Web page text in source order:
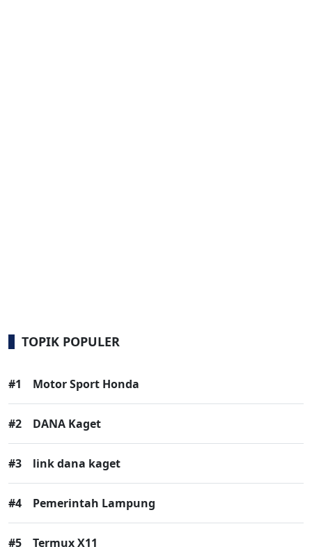
TOPIK POPULER
#1 Motor Sport Honda
#2 DANA Kaget
#3 link dana kaget
#4 Pemerintah Lampung
#5 Termux X11